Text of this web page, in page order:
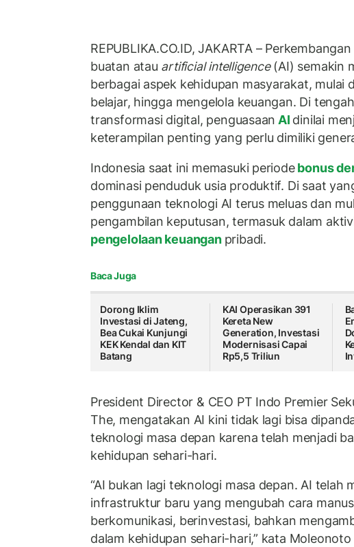
REPUBLIKA.CO.ID,JAKARTA– Perkembangan
buatan atau artificial intelligence(AI) semakin
berbagai aspek kehidupan masyarakat, mulai
belajar, hingga mengelola keuangan. Di
transformasi digital, penguasaan AI dinilai
keterampilan penting yang perlu dimiliki
Indonesia saat ini memasuki periodebonus
dominasi penduduk usia produktif. Di saat
penggunaan teknologi AI terus meluas dan
pengambilan keputusan, termasuk dalam
pengelolaan keuangan pribadi.
Baca Juga
Dorong Iklim
Investasi di Jateng,
Bea Cukai Kunjungi
KEK Kendal dan KIT
Batang
KAI Operasikan 391
Kereta New
Generation, Investasi
Modernisasi Capai
Rp5,5 Triliun
President Director & CEO PT Indo Premier
The, mengatakan AI kini tidak lagi bisa
teknologi masa depan karena telah menjadi
kehidupan sehari-hari.
“AI bukan lagi teknologi masa depan. AI telah
infrastruktur baru yang mengubah cara
berkomunikasi, berinvestasi, bahkan
dalam kehidupan sehari-hari,” kata Moleonoto